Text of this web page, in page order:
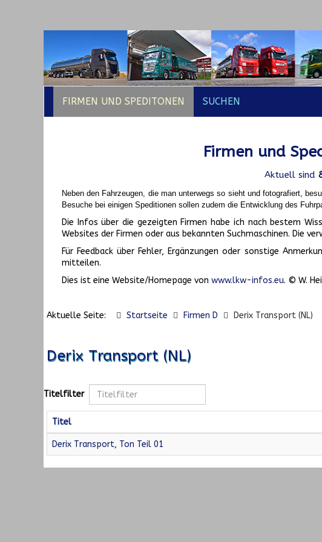
FIRMEN UND SPEDITONEN SUCHEN
Firmen und
Aktuell sind
Neben den Fahrzeugen, die man unterwegs so sieht und fotografiert,
Besuche bei einigen Speditionen sollen zudem die Entwicklung des
Die Infos über die gezeigten Firmen habe ich nach bestem
Websites der Firmen oder aus bekannten Suchmaschinen. Die
Für Feedback über Fehler, Ergänzungen oder sonstige
mitteilen.
Dies ist eine Website/Homepage von www.lkw-infos.eu. © W.
Aktuelle Seite: Startseite Firmen D Derix Transport (NL)
Derix Transport (NL)
Titelfilter
Titel
Derix Transport, Ton Teil 01